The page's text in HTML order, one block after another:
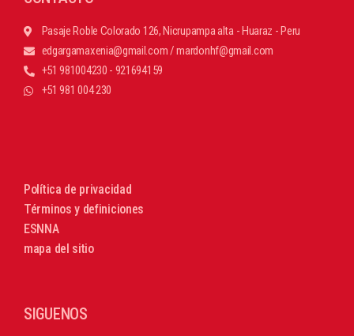
Pasaje Roble Colorado 126, Nicrupampa alta - Huaraz - Peru
edgargamaxenia@gmail.com / mardonhf@gmail.com
+51 981004230 - 921694159
+51 981 004 230
Política de privacidad
Términos y definiciones
ESNNA
mapa del sitio
SIGUENOS